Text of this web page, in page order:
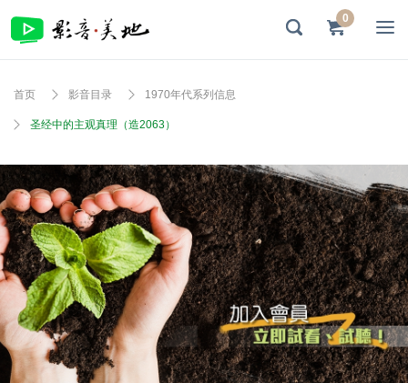
0
首页 影音目录 1970年代系列信息
圣经中的主观真理（造2063）